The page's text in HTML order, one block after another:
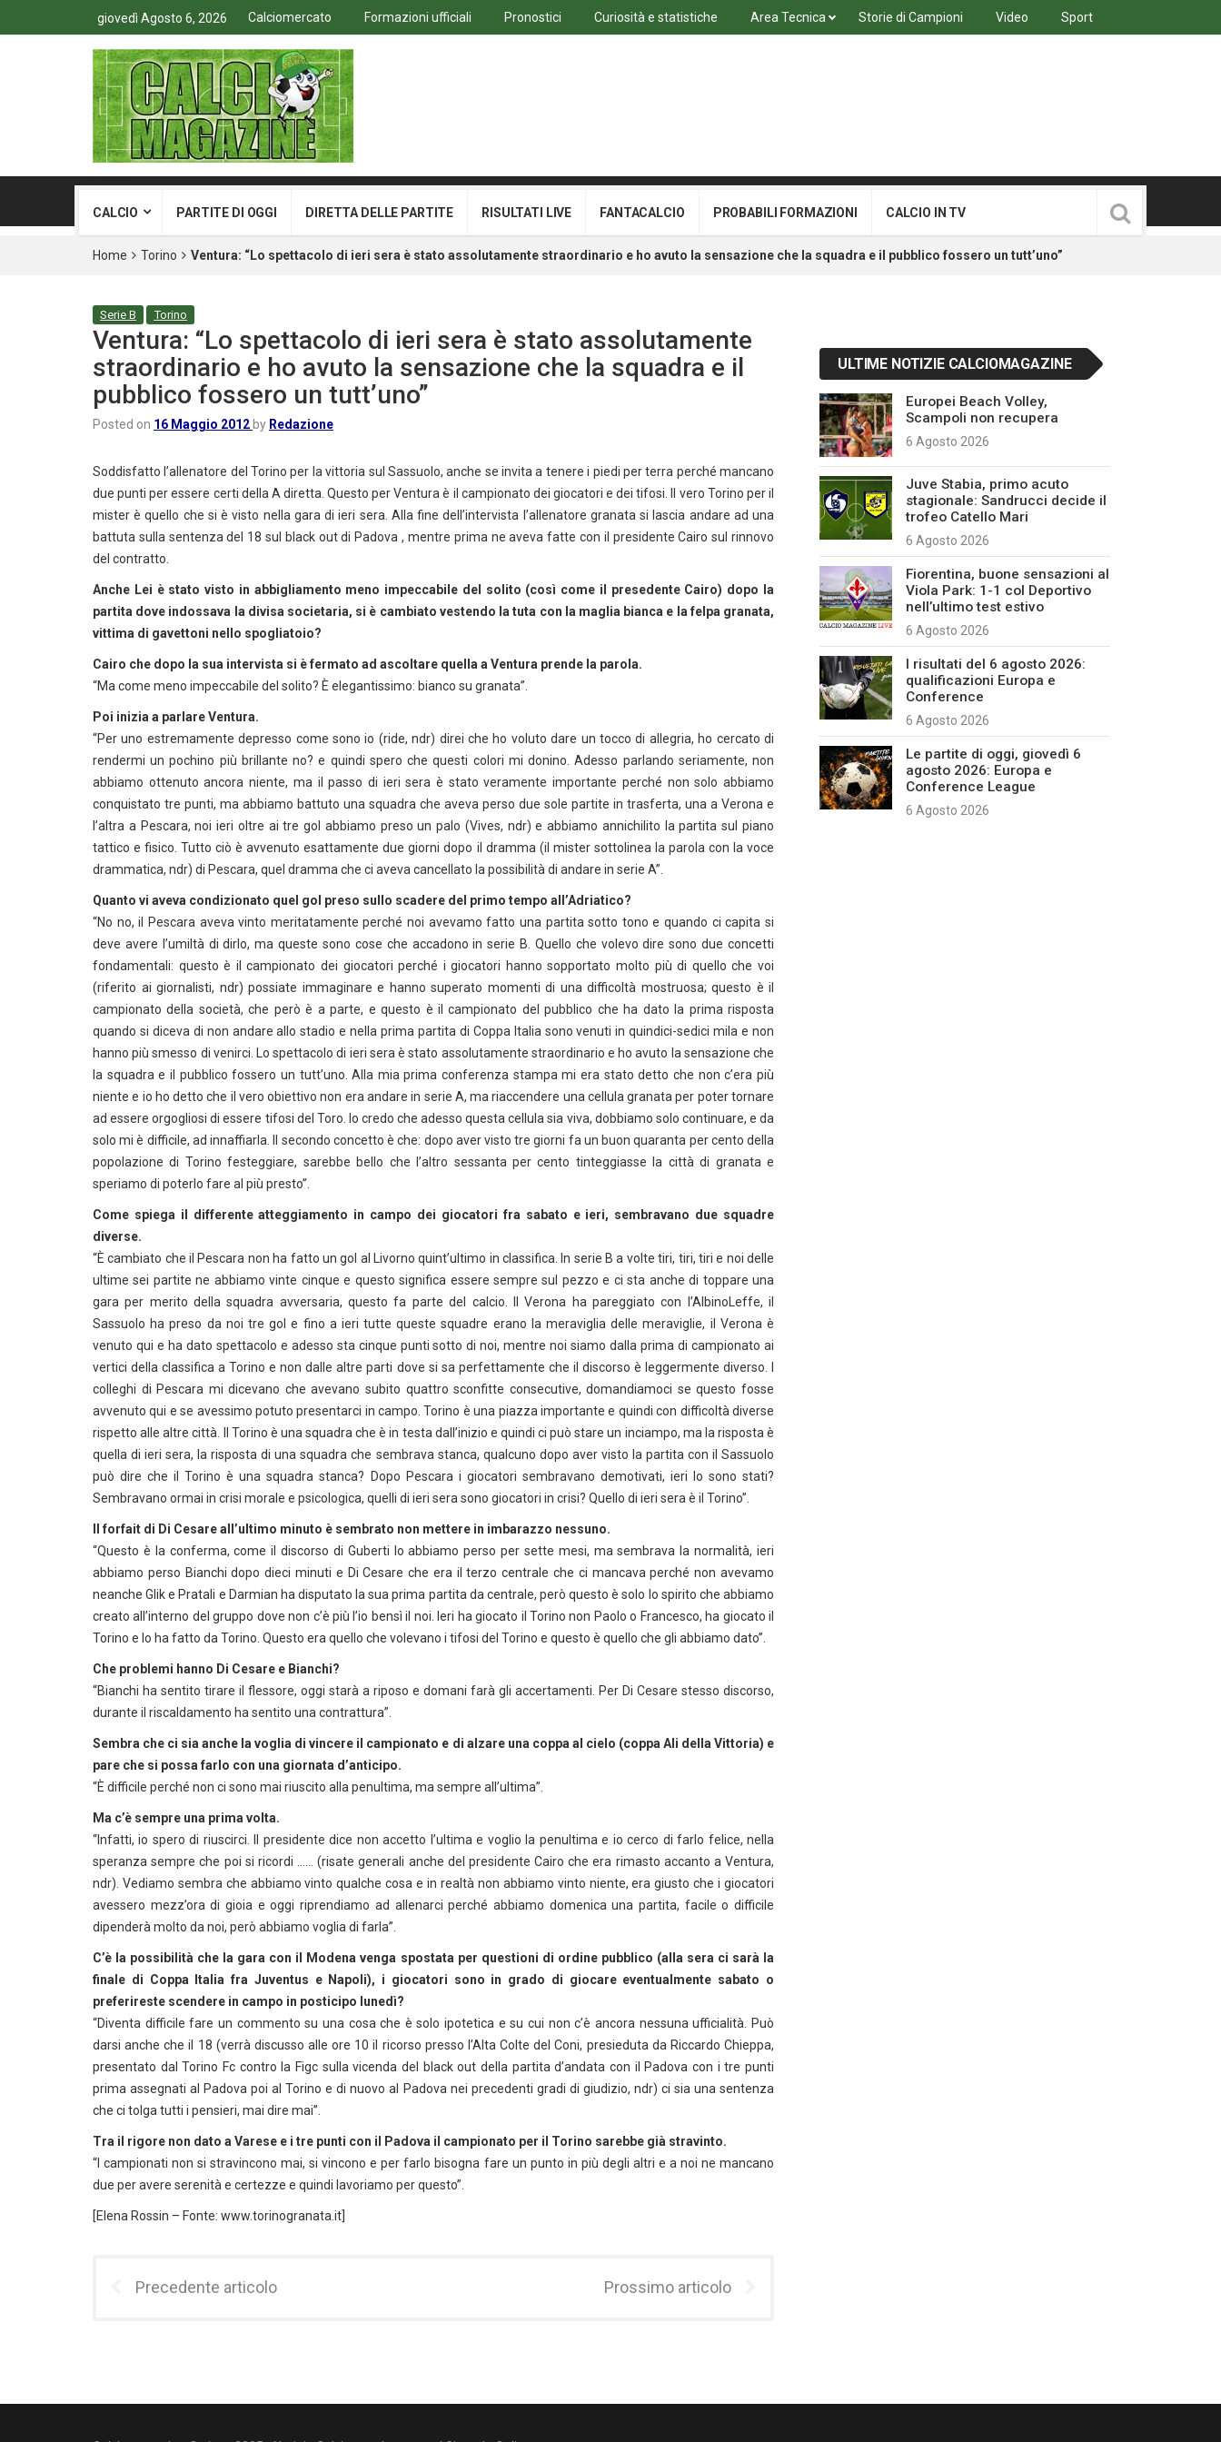
giovedì Agosto 6, 2026 Calciomercato Formazioni ufficiali Pronostici Curiosità e statistiche Area Tecnica Storie di Campioni Video Sport
CALCIO PARTITE DI OGGI DIRETTA DELLE PARTITE RISULTATI LIVE FANTACALCIO PROBABILI FORMAZIONI CALCIO IN TV
Home Torino Ventura: “Lo spettacolo di ieri sera è stato assolutamente straordinario e ho avuto la sensazione che la squadra e il pubblico fossero un tutt’uno”
Serie B Torino
Ventura: “Lo spettacolo di ieri sera è stato assolutamente
straordinario e ho avuto la sensazione che la squadra e il
pubblico fossero un tutt’uno”
Posted on 16 Maggio 2012 by Redazione
Soddisfatto l’allenatore del Torino per la vittoria sul Sassuolo, anche se invita a tenere i piedi per terra perché mancano
due punti per essere certi della A diretta. Questo per Ventura è il campionato dei giocatori e dei tifosi. Il vero Torino per il
mister è quello che si è visto nella gara di ieri sera. Alla fine dell’intervista l’allenatore granata si lascia andare ad una
battuta sulla sentenza del 18 sul black out di Padova , mentre prima ne aveva fatte con il presidente Cairo sul rinnovo
del contratto.
Anche Lei è stato visto in abbigliamento meno impeccabile del solito (così come il presedente Cairo) dopo la
partita dove indossava la divisa societaria, si è cambiato vestendo la tuta con la maglia bianca e la felpa granata,
vittima di gavettoni nello spogliatoio?
Cairo che dopo la sua intervista si è fermato ad ascoltare quella a Ventura prende la parola.
“Ma come meno impeccabile del solito? È elegantissimo: bianco su granata”.
Poi inizia a parlare Ventura.
“Per uno estremamente depresso come sono io (ride, ndr) direi che ho voluto dare un tocco di allegria, ho cercato di
rendermi un pochino più brillante no? e quindi spero che questi colori mi donino. Adesso parlando seriamente, non
abbiamo ottenuto ancora niente, ma il passo di ieri sera è stato veramente importante perché non solo abbiamo
conquistato tre punti, ma abbiamo battuto una squadra che aveva perso due sole partite in trasferta, una a Verona e
l’altra a Pescara, noi ieri oltre ai tre gol abbiamo preso un palo (Vives, ndr) e abbiamo annichilito la partita sul piano
tattico e fisico. Tutto ciò è avvenuto esattamente due giorni dopo il dramma (il mister sottolinea la parola con la voce
drammatica, ndr) di Pescara, quel dramma che ci aveva cancellato la possibilità di andare in serie A”.
Quanto vi aveva condizionato quel gol preso sullo scadere del primo tempo all’Adriatico?
“No no, il Pescara aveva vinto meritatamente perché noi avevamo fatto una partita sotto tono e quando ci capita si
deve avere l’umiltà di dirlo, ma queste sono cose che accadono in serie B. Quello che volevo dire sono due concetti
fondamentali: questo è il campionato dei giocatori perché i giocatori hanno sopportato molto più di quello che voi
(riferito ai giornalisti, ndr) possiate immaginare e hanno superato momenti di una difficoltà mostruosa; questo è il
campionato della società, che però è a parte, e questo è il campionato del pubblico che ha dato la prima risposta
quando si diceva di non andare allo stadio e nella prima partita di Coppa Italia sono venuti in quindici-sedici mila e non
hanno più smesso di venirci. Lo spettacolo di ieri sera è stato assolutamente straordinario e ho avuto la sensazione che
la squadra e il pubblico fossero un tutt’uno. Alla mia prima conferenza stampa mi era stato detto che non c’era più
niente e io ho detto che il vero obiettivo non era andare in serie A, ma riaccendere una cellula granata per poter tornare
ad essere orgogliosi di essere tifosi del Toro. Io credo che adesso questa cellula sia viva, dobbiamo solo continuare, e da
solo mi è difficile, ad innaffiarla. Il secondo concetto è che: dopo aver visto tre giorni fa un buon quaranta per cento della
popolazione di Torino festeggiare, sarebbe bello che l’altro sessanta per cento tinteggiasse la città di granata e
speriamo di poterlo fare al più presto”.
Come spiega il differente atteggiamento in campo dei giocatori fra sabato e ieri, sembravano due squadre
diverse.
“È cambiato che il Pescara non ha fatto un gol al Livorno quint’ultimo in classifica. In serie B a volte tiri, tiri, tiri e noi delle
ultime sei partite ne abbiamo vinte cinque e questo significa essere sempre sul pezzo e ci sta anche di toppare una
gara per merito della squadra avversaria, questo fa parte del calcio. Il Verona ha pareggiato con l’AlbinoLeffe, il
Sassuolo ha preso da noi tre gol e fino a ieri tutte queste squadre erano la meraviglia delle meraviglie, il Verona è
venuto qui e ha dato spettacolo e adesso sta cinque punti sotto di noi, mentre noi siamo dalla prima di campionato ai
vertici della classifica a Torino e non dalle altre parti dove si sa perfettamente che il discorso è leggermente diverso. I
colleghi di Pescara mi dicevano che avevano subito quattro sconfitte consecutive, domandiamoci se questo fosse
avvenuto qui e se avessimo potuto presentarci in campo. Torino è una piazza importante e quindi con difficoltà diverse
rispetto alle altre città. Il Torino è una squadra che è in testa dall’inizio e quindi ci può stare un inciampo, ma la risposta è
quella di ieri sera, la risposta di una squadra che sembrava stanca, qualcuno dopo aver visto la partita con il Sassuolo
può dire che il Torino è una squadra stanca? Dopo Pescara i giocatori sembravano demotivati, ieri lo sono stati?
Sembravano ormai in crisi morale e psicologica, quelli di ieri sera sono giocatori in crisi? Quello di ieri sera è il Torino”.
Il forfait di Di Cesare all’ultimo minuto è sembrato non mettere in imbarazzo nessuno.
“Questo è la conferma, come il discorso di Guberti lo abbiamo perso per sette mesi, ma sembrava la normalità, ieri
abbiamo perso Bianchi dopo dieci minuti e Di Cesare che era il terzo centrale che ci mancava perché non avevamo
neanche Glik e Pratali e Darmian ha disputato la sua prima partita da centrale, però questo è solo lo spirito che abbiamo
creato all’interno del gruppo dove non c’è più l’io bensì il noi. Ieri ha giocato il Torino non Paolo o Francesco, ha giocato il
Torino e lo ha fatto da Torino. Questo era quello che volevano i tifosi del Torino e questo è quello che gli abbiamo dato”.
Che problemi hanno Di Cesare e Bianchi?
“Bianchi ha sentito tirare il flessore, oggi starà a riposo e domani farà gli accertamenti. Per Di Cesare stesso discorso,
durante il riscaldamento ha sentito una contrattura”.
Sembra che ci sia anche la voglia di vincere il campionato e di alzare una coppa al cielo (coppa Ali della Vittoria) e
pare che si possa farlo con una giornata d’anticipo.
“È difficile perché non ci sono mai riuscito alla penultima, ma sempre all’ultima”.
Ma c’è sempre una prima volta.
“Infatti, io spero di riuscirci. Il presidente dice non accetto l’ultima e voglio la penultima e io cerco di farlo felice, nella
speranza sempre che poi si ricordi …… (risate generali anche del presidente Cairo che era rimasto accanto a Ventura,
ndr). Vediamo sembra che abbiamo vinto qualche cosa e in realtà non abbiamo vinto niente, era giusto che i giocatori
avessero mezz’ora di gioia e oggi riprendiamo ad allenarci perché abbiamo domenica una partita, facile o difficile
dipenderà molto da noi, però abbiamo voglia di farla”.
C’è la possibilità che la gara con il Modena venga spostata per questioni di ordine pubblico (alla sera ci sarà la
finale di Coppa Italia fra Juventus e Napoli), i giocatori sono in grado di giocare eventualmente sabato o
preferireste scendere in campo in posticipo lunedì?
“Diventa difficile fare un commento su una cosa che è solo ipotetica e su cui non c’è ancora nessuna ufficialità. Può
darsi anche che il 18 (verrà discusso alle ore 10 il ricorso presso l’Alta Colte del Coni, presieduta da Riccardo Chieppa,
presentato dal Torino Fc contro la Figc sulla vicenda del black out della partita d’andata con il Padova con i tre punti
prima assegnati al Padova poi al Torino e di nuovo al Padova nei precedenti gradi di giudizio, ndr) ci sia una sentenza
che ci tolga tutti i pensieri, mai dire mai”.
Tra il rigore non dato a Varese e i tre punti con il Padova il campionato per il Torino sarebbe già stravinto.
“I campionati non si stravincono mai, si vincono e per farlo bisogna fare un punto in più degli altri e a noi ne mancano
due per avere serenità e certezze e quindi lavoriamo per questo”.
[Elena Rossin – Fonte: www.torinogranata.it]
Precedente articolo Prossimo articolo
ULTIME NOTIZIE CALCIOMAGAZINE
Europei Beach Volley,
Scampoli non recupera
6 Agosto 2026
Juve Stabia, primo acuto
stagionale: Sandrucci decide il
trofeo Catello Mari
6 Agosto 2026
Fiorentina, buone sensazioni al
Viola Park: 1-1 col Deportivo
nell’ultimo test estivo
6 Agosto 2026
I risultati del 6 agosto 2026:
qualificazioni Europa e
Conference
6 Agosto 2026
Le partite di oggi, giovedì 6
agosto 2026: Europa e
Conference League
6 Agosto 2026